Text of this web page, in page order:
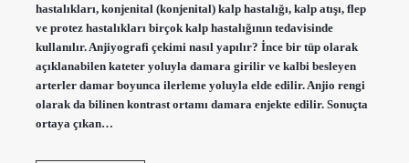
hastalıkları, konjenital (konjenital) kalp hastalığı, kalp atışı, flep
ve protez hastalıkları birçok kalp hastalığının tedavisinde
kullanılır. Anjiyografi çekimi nasıl yapılır? İnce bir tüp olarak
açıklanabilen kateter yoluyla damara girilir ve kalbi besleyen
arterler damar boyunca ilerleme yoluyla elde edilir. Anjio rengi
olarak da bilinen kontrast ortamı damara enjekte edilir. Sonuçta
ortaya çıkan…